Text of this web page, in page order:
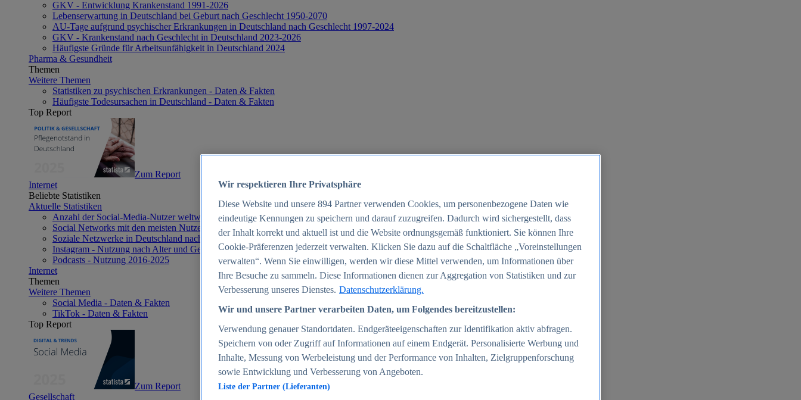
GKV - Entwicklung Krankenstand 1991-2026
Lebenserwartung in Deutschland bei Geburt nach Geschlecht 1950-2070
AU-Tage aufgrund psychischer Erkrankungen in Deutschland nach Geschlecht 1997-2024
GKV - Krankenstand nach Geschlecht in Deutschland 2023-2026
Häufigste Gründe für Arbeitsunfähigkeit in Deutschland 2024
Pharma & Gesundheit
Themen
Weitere Themen
Statistiken zu psychischen Erkrankungen - Daten & Fakten
Häufigste Todesursachen in Deutschland - Daten & Fakten
Top Report
Zum Report
Internet
Beliebte Statistiken
Aktuelle Statistiken
Anzahl der Social-Media-Nutzer weltweit 2012-2025
Social Networks mit den meisten Nutzern weltweit 2025
Soziale Netzwerke in Deutschland nach Generationen 2025
Instagram - Nutzung nach Alter und Geschlecht in Deutschland 2025
Podcasts - Nutzung 2016-2025
Internet
Themen
Weitere Themen
Social Media - Daten & Fakten
TikTok - Daten & Fakten
Top Report
Zum Report
Gesellschaft
Wir respektieren Ihre Privatsphäre
Diese Website und unsere 894 Partner verwenden Cookies, um personenbezogene Daten wie
eindeutige Kennungen zu speichern und darauf zuzugreifen. Dadurch wird sichergestellt, dass
der Inhalt korrekt und aktuell ist und die Website ordnungsgemäß funktioniert. Sie können Ihre
Cookie-Präferenzen jederzeit verwalten. Klicken Sie dazu auf die Schaltfläche „Voreinstellungen
verwalten“. Wenn Sie einwilligen, werden wir diese Mittel verwenden, um Informationen über
Ihre Besuche zu sammeln. Diese Informationen dienen zur Aggregation von Statistiken und zur
Verbesserung unseres Dienstes. Datenschutzerklärung.
Wir und unsere Partner verarbeiten Daten, um Folgendes bereitzustellen:
Verwendung genauer Standortdaten. Endgeräteeigenschaften zur Identifikation aktiv abfragen.
Speichern von oder Zugriff auf Informationen auf einem Endgerät. Personalisierte Werbung und
Inhalte, Messung von Werbeleistung und der Performance von Inhalten, Zielgruppenforschung
sowie Entwicklung und Verbesserung von Angeboten.
Liste der Partner (Lieferanten)